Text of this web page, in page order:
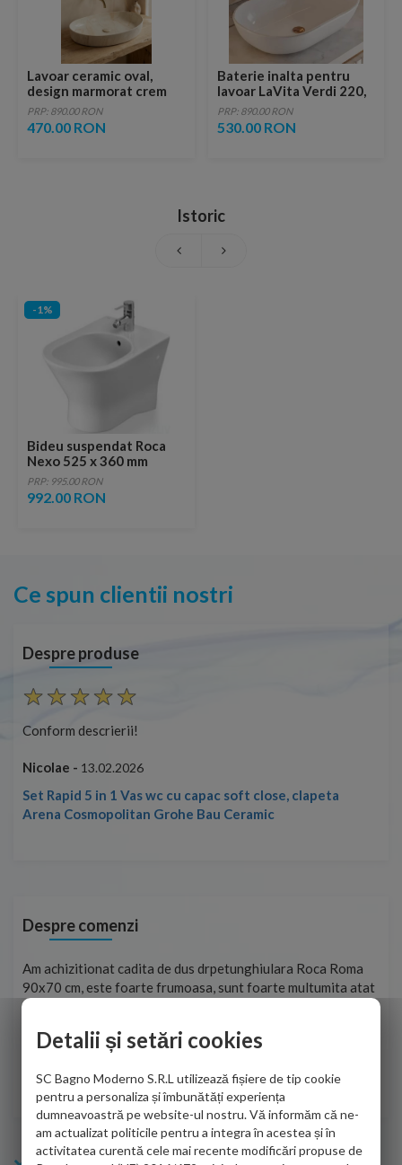
Lavoar ceramic oval,
design marmorat crem
lucios cu vene aurii,
ventil inclus
PRP: 890.00 RON
470.00 RON
Baterie inalta pentru
lavoar LaVita Verdi 220,
fara ventil, brushed
copper
PRP: 890.00 RON
530.00 RON
Istoric
-1%
Bideu suspendat Roca
Nexo 525 x 360 mm
PRP: 995.00 RON
992.00 RON
Ce spun clientii nostri
Despre produse
Conform descrierii!
Nicolae - 13.02.2026
Set Rapid 5 in 1 Vas wc cu capac soft close, clapeta
Arena Cosmopolitan Grohe Bau Ceramic
Despre comenzi
Am achizitionat cadita de dus drpetunghiulara Roca Roma
90x70 cm, este foarte frumoasa, sunt foarte multumita atat
de personalul firmei dvs. cu care am colaborat in obtinerea
adus coletul in siguranta.Numai bine, va doresc!
Sofrone Viviana -28.07.2026
Detalii și setări cookies
SC Bagno Moderno S.R.L utilizează fișiere de tip cookie
pentru a personaliza și îmbunătăți experiența
dumneavoastră pe website-ul nostru. Vă informăm că ne-
am actualizat politicile pentru a integra în acestea și în
activitatea curentă cele mai recente modificări propuse de